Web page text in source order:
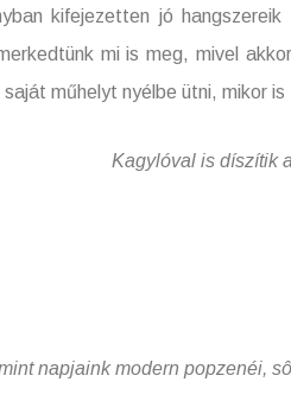
kifejezetten jó
mi is meg, mivel
műhelyt nyélbe ütni, mikor
Kagylóval is díszítik
modern popzenéi, sôt